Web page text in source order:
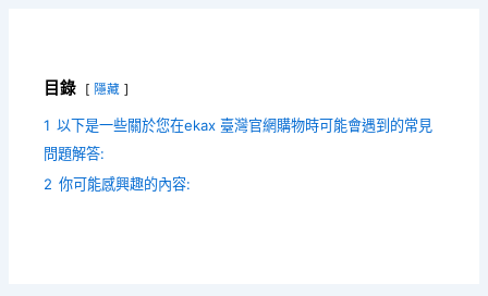
目錄 隱藏
1 以下是一些關於您在ekax 臺灣官網購物時可能會遇到的常見
問題解答:
2 你可能感興趣的內容: